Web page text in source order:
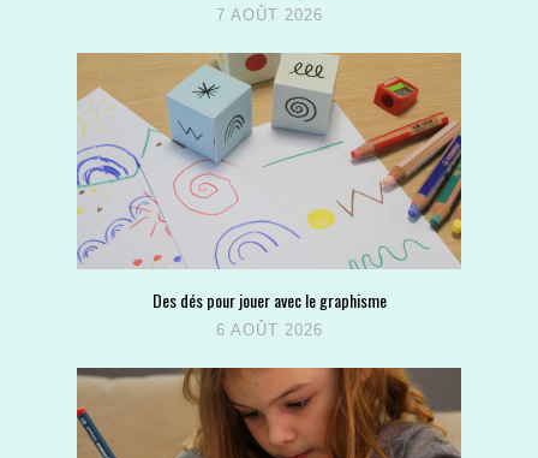
7 AOÛT 2026
Des dés pour jouer avec le graphisme
6 AOÛT 2026